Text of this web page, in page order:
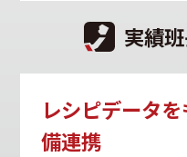
実績
レシピデータ
備連携